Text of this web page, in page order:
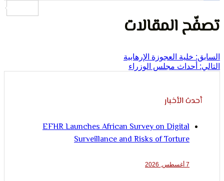
المقالات
خلية العجوزة الإرهابية
مجلس الوزراء
الأخبار
EFHR Launches African Survey on Digital
Surveillance and Risks of Torture